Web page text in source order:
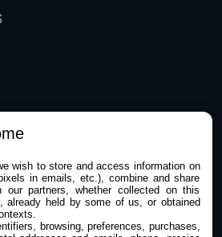
wish to store and access information on
in emails, etc.), combine and share
our partners, whether collected on this
already held by some of us, or obtained
browsing, preferences, purchases,